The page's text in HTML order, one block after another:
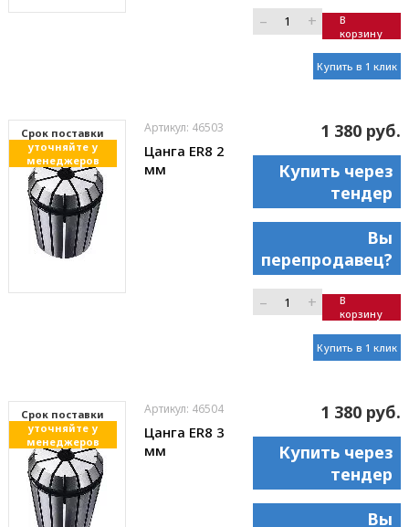
– +
В
корзину
Купить в 1 клик
Cрок поставки
уточняйте у
менеджеров
Артикул: 46503
Цанга ER8 2
мм
1 380 руб.
Купить через
тендер
Вы
перепродавец?
– +
В
корзину
Купить в 1 клик
Cрок поставки
уточняйте у
менеджеров
Артикул: 46504
Цанга ER8 3
мм
1 380 руб.
Купить через
тендер
Вы